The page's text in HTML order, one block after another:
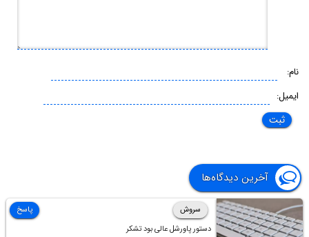
نام:
ایمیل:
آخرین دیدگاه‌ها
سروش
دستور پاورشل عالی بود تشکر
پاسخ